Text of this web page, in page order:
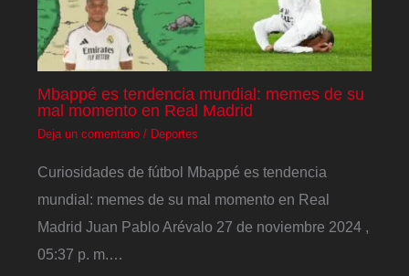
Mbappé es tendencia mundial: memes de su
mal momento en Real Madrid
Deja un comentario / Deportes
Curiosidades de fútbol Mbappé es tendencia
mundial: memes de su mal momento en Real
Madrid Juan Pablo Arévalo 27 de noviembre 2024 ,
05:37 p. m.…